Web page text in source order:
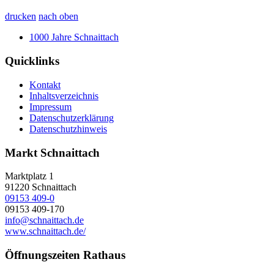
drucken nach oben
1000 Jahre Schnaittach
Quicklinks
Kontakt
Inhaltsverzeichnis
Impressum
Datenschutzerklärung
Datenschutzhinweis
Markt Schnaittach
Marktplatz 1
91220 Schnaittach
09153 409-0
09153 409-170
info@schnaittach.de
www.schnaittach.de/
Öffnungszeiten Rathaus